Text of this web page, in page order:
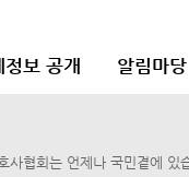
정보 공개 알림마당